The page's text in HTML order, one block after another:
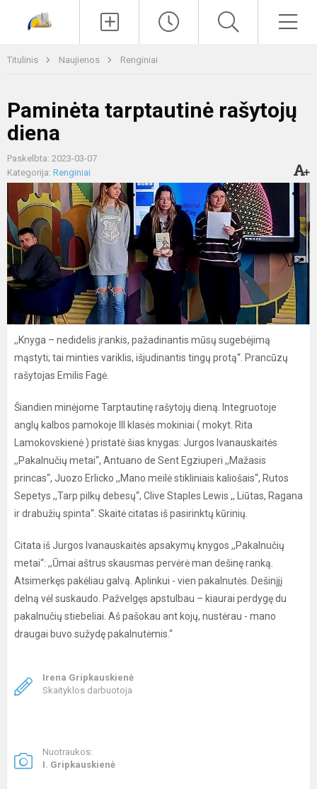
Titulinis Naujienos Renginiai
Paminėta tarptautinė rašytojų
diena
Paskelbta: 2023-03-07
Kategorija: Renginiai
,,Knyga – nedidelis įrankis, pažadinantis mūsų sugebėjimą
mąstyti; tai minties variklis, išjudinantis tingų protą“. Prancūzų
rašytojas Emilis Fagė.
Šiandien minėjome Tarptautinę rašytojų dieną. Integruotoje
anglų kalbos pamokoje III klasės mokiniai ( mokyt. Rita
Lamokovskienė ) pristatė šias knygas: Jurgos Ivanauskaitės
,,Pakalnučių metai“, Antuano de Sent Egziuperi ,,Mažasis
princas“, Juozo Erlicko ,,Mano meilė stikliniais kaliošais“, Rutos
Sepetys ,,Tarp pilkų debesų“, Clive Staples Lewis ,, Liūtas, Ragana
ir drabužių spinta“. Skaitė citatas iš pasirinktų kūrinių.
Citata iš Jurgos Ivanauskaitės apsakymų knygos ,,Pakalnučių
metai“: ,,Ūmai aštrus skausmas pervėrė man dešinę ranką.
Atsimerkęs pakėliau galvą. Aplinkui - vien pakalnutės. Dešinįjį
delną vėl suskaudo. Pažvelgęs apstulbau – kiaurai perdygę du
pakalnučių stiebeliai. Aš pašokau ant kojų, nustėrau - mano
draugai buvo sužydę pakalnutėmis.“
Irena Gripkauskienė
Skaityklos darbuotoja
Nuotraukos:
I. Gripkauskienė